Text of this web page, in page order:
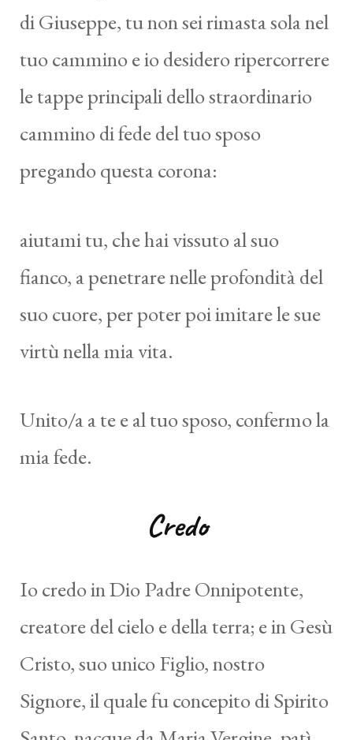
di Giuseppe, tu non sei rimasta sola nel
tuo cammino e io desidero ripercorrere
le tappe principali dello straordinario
cammino di fede del tuo sposo
pregando questa corona:
aiutami tu, che hai vissuto al suo
fianco, a penetrare nelle profondità del
suo cuore, per poter poi imitare le sue
virtù nella mia vita.
Unito/a a te e al tuo sposo, confermo la
mia fede.
Credo
Io credo in Dio Padre Onnipotente,
creatore del cielo e della terra; e in Gesù
Cristo, suo unico Figlio, nostro
Signore, il quale fu concepito di Spirito